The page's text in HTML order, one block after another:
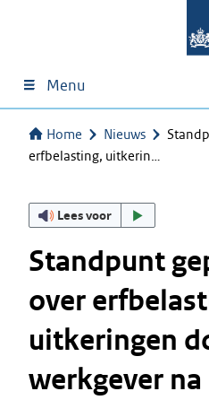
Menu
Home Nieuws
erfbelasting, uitkerin…
Lees voor
Standpunt
over
uitkeringen
werkgever